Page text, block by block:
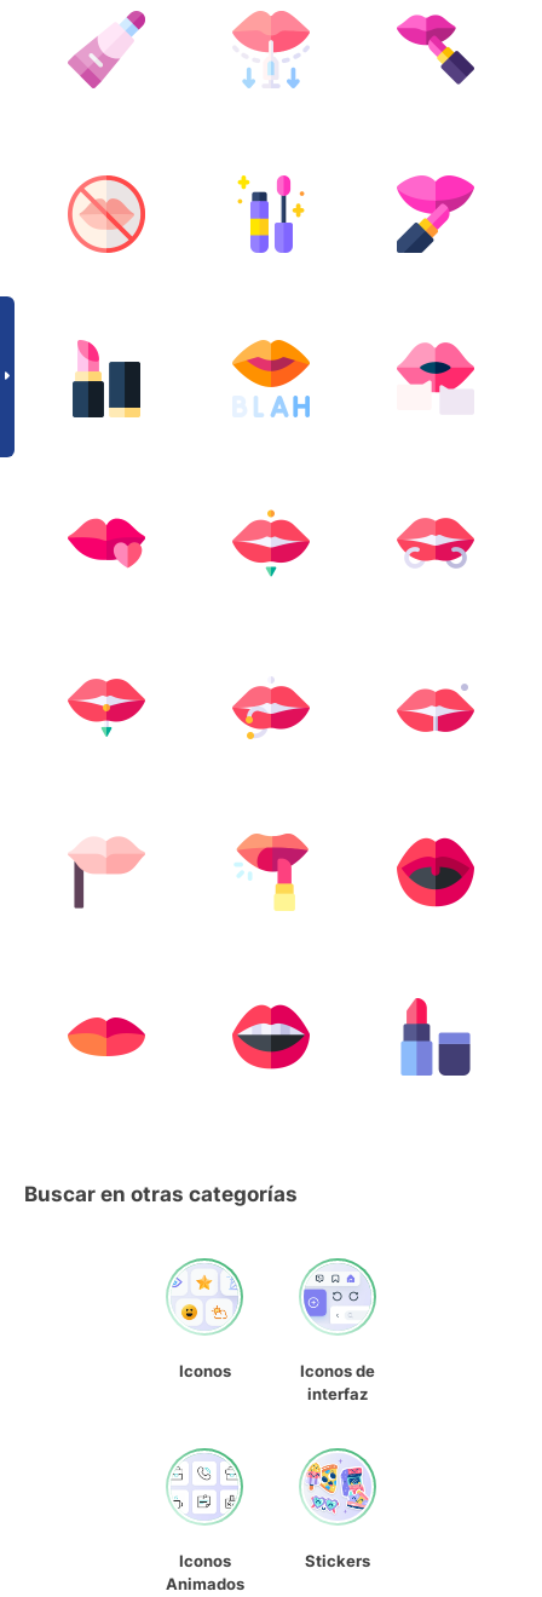
Buscar en otras categorías
Iconos
Iconos de
interfaz
Iconos
Animados
Stickers